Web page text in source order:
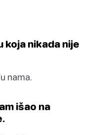
koja nikada nije
nama.
išao na